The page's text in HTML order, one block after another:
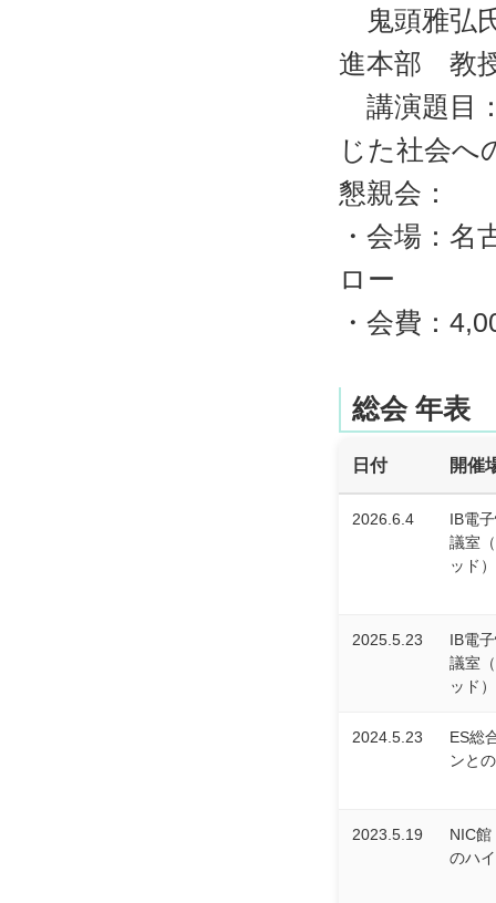
鬼頭雅弘
進本部 教
講演題目
じた社会へ
懇親会：
・会場：
ロー
・会費：
総会 年表
日付 開催
2026.6.4
IB電
議室
ッド）
2025.5.23
IB電
議室
ッド）
2024.5.23
ES総
ンと
2023.5.19
NIC
のハ